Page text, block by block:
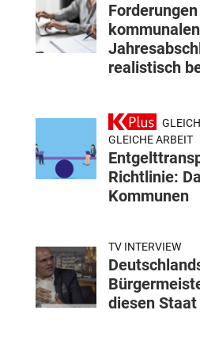
kommunalen
realistisch
GLEICHE ARBEIT
Richtlinie:
Kommunen
TV INTERVIEW
diesen Staat